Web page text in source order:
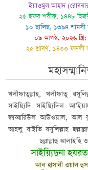
ইয়াওমুল আহাদ
২৫ ছফর শরীফ, ১৪৪৮
১০ ছালিছ, ১৩৯৪
০৯ আগস্ট, ২০২৬ খ্রি:
২৫ শ্রাবণ, ১৪৩৩ ফসলী
খলীফাতুল্লাহ, খলীফাতু
সাইয়্যিদি সাইয়্যিদিল
জাব্বারিউল আউওয়াল, আল
আহলু বাইতি রসূলিল্লাহ
ছল্লাল্লাহু আলাইহি
সাইয়্যিদুনা
আল হাসানী ওয়াল